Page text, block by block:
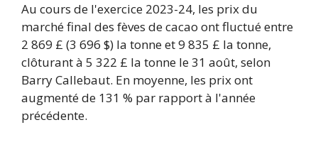
Au cours de l'exercice 2023-24, les prix du
marché final des fèves de cacao ont fluctué entre
2 869 £ (3 696 $) la tonne et 9 835 £ la tonne,
clôturant à 5 322 £ la tonne le 31 août, selon
Barry Callebaut. En moyenne, les prix ont
augmenté de 131 % par rapport à l'année
précédente.